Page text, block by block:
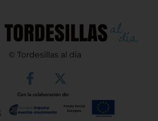
© Tordesillas al día